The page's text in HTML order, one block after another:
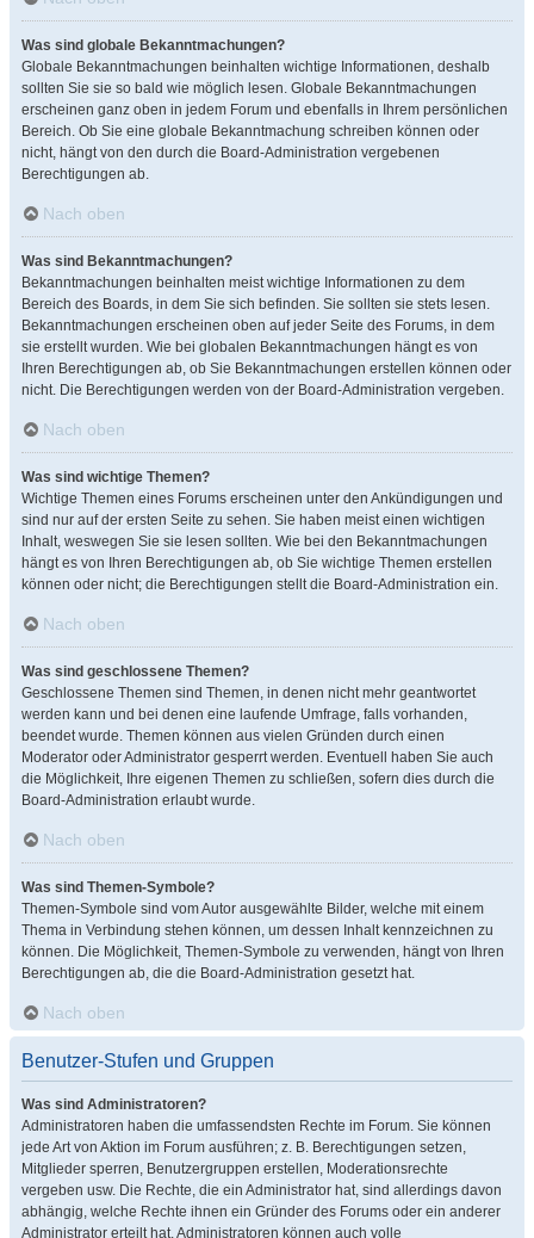
Was sind globale Bekanntmachungen?
Globale Bekanntmachungen beinhalten wichtige Informationen, deshalb
sollten Sie sie so bald wie möglich lesen. Globale Bekanntmachungen
erscheinen ganz oben in jedem Forum und ebenfalls in Ihrem persönlichen
Bereich. Ob Sie eine globale Bekanntmachung schreiben können oder
nicht, hängt von den durch die Board-Administration vergebenen
Berechtigungen ab.
Nach oben
Was sind Bekanntmachungen?
Bekanntmachungen beinhalten meist wichtige Informationen zu dem
Bereich des Boards, in dem Sie sich befinden. Sie sollten sie stets lesen.
Bekanntmachungen erscheinen oben auf jeder Seite des Forums, in dem
sie erstellt wurden. Wie bei globalen Bekanntmachungen hängt es von
Ihren Berechtigungen ab, ob Sie Bekanntmachungen erstellen können oder
nicht. Die Berechtigungen werden von der Board-Administration vergeben.
Nach oben
Was sind wichtige Themen?
Wichtige Themen eines Forums erscheinen unter den Ankündigungen und
sind nur auf der ersten Seite zu sehen. Sie haben meist einen wichtigen
Inhalt, weswegen Sie sie lesen sollten. Wie bei den Bekanntmachungen
hängt es von Ihren Berechtigungen ab, ob Sie wichtige Themen erstellen
können oder nicht; die Berechtigungen stellt die Board-Administration ein.
Nach oben
Was sind geschlossene Themen?
Geschlossene Themen sind Themen, in denen nicht mehr geantwortet
werden kann und bei denen eine laufende Umfrage, falls vorhanden,
beendet wurde. Themen können aus vielen Gründen durch einen
Moderator oder Administrator gesperrt werden. Eventuell haben Sie auch
die Möglichkeit, Ihre eigenen Themen zu schließen, sofern dies durch die
Board-Administration erlaubt wurde.
Nach oben
Was sind Themen-Symbole?
Themen-Symbole sind vom Autor ausgewählte Bilder, welche mit einem
Thema in Verbindung stehen können, um dessen Inhalt kennzeichnen zu
können. Die Möglichkeit, Themen-Symbole zu verwenden, hängt von Ihren
Berechtigungen ab, die die Board-Administration gesetzt hat.
Nach oben
Benutzer-Stufen und Gruppen
Was sind Administratoren?
Administratoren haben die umfassendsten Rechte im Forum. Sie können
jede Art von Aktion im Forum ausführen; z. B. Berechtigungen setzen,
Mitglieder sperren, Benutzergruppen erstellen, Moderationsrechte
vergeben usw. Die Rechte, die ein Administrator hat, sind allerdings davon
abhängig, welche Rechte ihnen ein Gründer des Forums oder ein anderer
Administrator erteilt hat. Administratoren können auch volle